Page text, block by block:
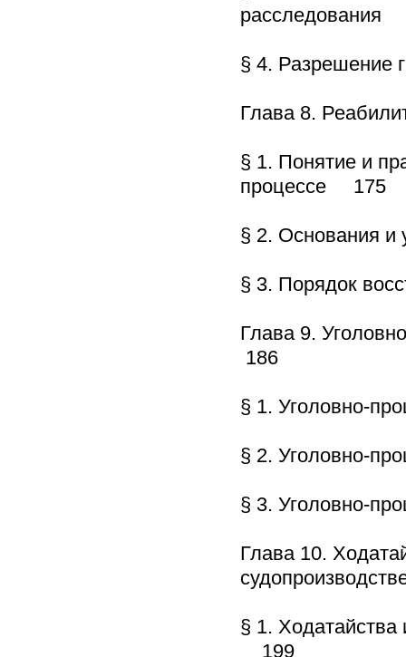
расследования
§ 4. Разрешение
Глава 8.
§ 1. Понятие и
процессе 175
§ 2. Основания
§ 3. Порядок
Глава 9.
186
§ 1. Уголовно-
§ 2. Уголовно-
§ 3. Уголовно-
Глава 10.
§ 1. Ходатайства
199